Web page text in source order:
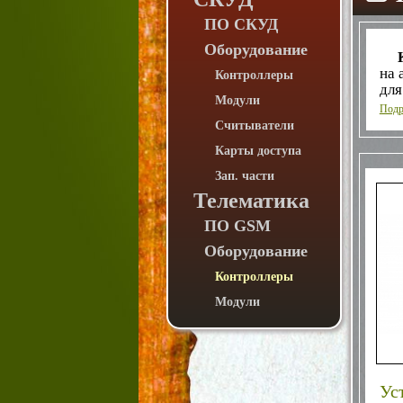
ПО СКУД
Оборудование
Контроллеры
Модули
Считыватели
Карты доступа
Зап. части
Телематика
ПО GSM
Оборудование
Контроллеры
Модули
на
о